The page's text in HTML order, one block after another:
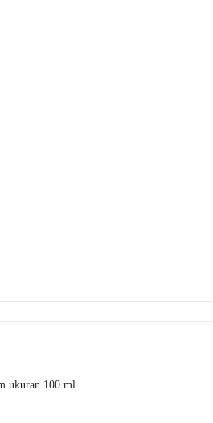
ukuran 100 ml.